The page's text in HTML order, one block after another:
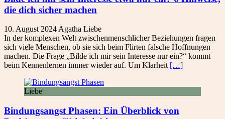
die dich sicher machen
10. August 2024Agatha Liebe
In der komplexen Welt zwischenmenschlicher Beziehungen fragen
sich viele Menschen, ob sie sich beim Flirten falsche Hoffnungen
machen. Die Frage „Bilde ich mir sein Interesse nur ein?“ kommt
beim Kennenlernen immer wieder auf. Um Klarheit […]
Liebe
Bindungsangst Phasen: Ein Überblick von